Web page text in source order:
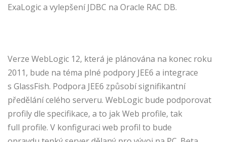
ExaLogic a vylepšení JDBC na Oracle RAC DB.
Verze WebLogic 12, která je plánována na konec roku
2011, bude na téma plné podpory JEE6 a integrace
s GlassFish. Podpora JEE6 způsobí signifikantní
předělání celého serveru. WebLogic bude podporovat
profily dle specifikace, a to jak Web profile, tak
full profile. V konfiguraci web profil to bude